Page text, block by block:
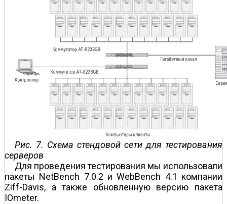
Рис. 7. Схема стендовой сети для тестирования
серверов
Для проведения тестирования мы использовали
пакеты NetBench 7.0.2 и WebBench 4.1 компании
Ziff-Davis, а также обновленную версию пакета
IOmeter.